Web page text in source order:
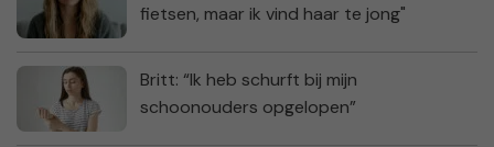
fietsen, maar ik vind haar te jong"
Britt: “Ik heb schurft bij mijn
schoonouders opgelopen”